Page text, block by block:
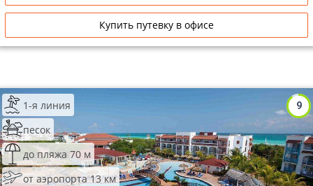
Купить путевку в офисе
9
1-я линия
песок
до пляжа 70 м
от аэропорта 13 км